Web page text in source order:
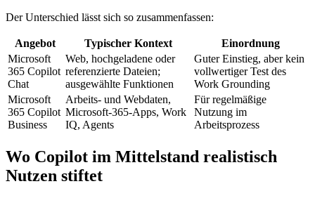
Der Unterschied lässt sich so zusammenfassen:
Angebot Typischer Kontext
Einordnung
Microsoft
365 Copilot
Chat
Web, hochgeladene oder
referenzierte Dateien;
ausgewählte Funktionen
Guter Einstieg, aber kein
vollwertiger Test des
Work Grounding
Microsoft
365 Copilot
Business
Arbeits- und Webdaten,
Microsoft-365-Apps, Work
IQ, Agents
Für regelmäßige
Nutzung im
Arbeitsprozess
Wo Copilot im Mittelstand realistisch
Nutzen stiftet